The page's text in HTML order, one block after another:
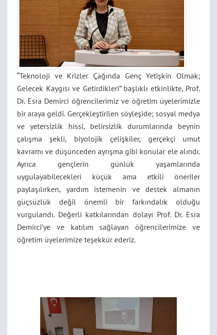
“Teknoloji ve Krizler Çağında Genç Yetişkin Olmak;
Gelecek Kaygısı ve Getirdikleri” başlıklı etkinlikte, Prof.
Dr. Esra Demirci öğrencilerimiz ve öğretim üyelerimizle
bir araya geldi. Gerçekleştirilen söyleşide; sosyal medya
ve yetersizlik hissi, belirsizlik durumlarında beynin
çalışma şekli, biyolojik çelişkiler, gerçekçi umut
kavramı ve düşünceden ayrışma gibi konular ele alındı.
Ayrıca gençlerin günlük yaşamlarında
uygulayabilecekleri küçük ama etkili öneriler
paylaşılırken, yardım istemenin ve destek almanın
güçsüzlük değil önemli bir farkındalık olduğu
vurgulandı. Değerli katkılarından dolayı Prof. Dr. Esra
Demirci’ye ve katılım sağlayan öğrencilerimize ve
öğretim üyelerimize teşekkür ederiz.